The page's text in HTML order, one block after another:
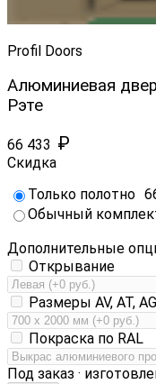
Profil Doors
Алюминиевая
Рэте
66 433 ₽
Скидка
Только полотно
Обычный
Дополнительные
Открывание
Размеры AV, AT,
Покраска по RAL
Под заказ ·